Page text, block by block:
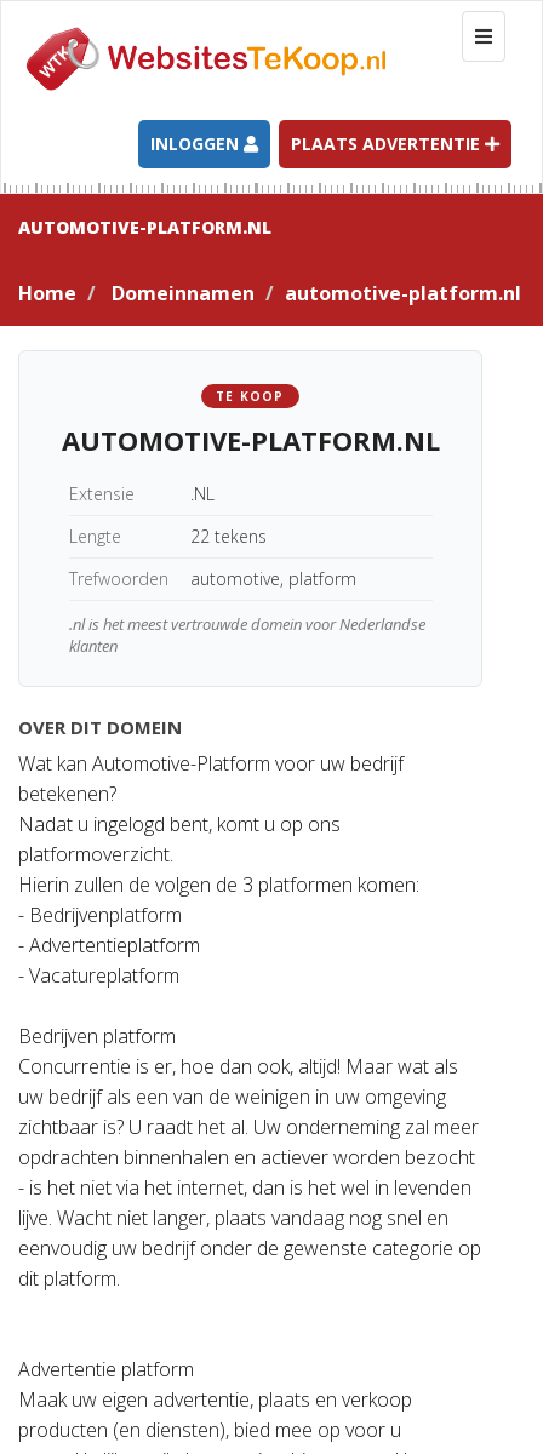
T
o
g
l
e
n
g
a
t
INLOGGEN PLAATS ADVERTENTIE
AUTOMOTIVE-PLATFORM.NL
Home Domeinnamen automotive-platform.nl
TE KOOP
AUTOMOTIVE-PLATFORM.NL
Extensie
.NL
Lengte
22 tekens
Trefwoorden
automotive, platform
.nl is het meest vertrouwde domein voor Nederlandse
klanten
OVER DIT DOMEIN
Wat kan Automotive-Platform voor uw bedrijf
betekenen?
Nadat u ingelogd bent, komt u op ons
platformoverzicht.
Hierin zullen de volgen de 3 platformen komen:
- Bedrijvenplatform
- Advertentieplatform
- Vacatureplatform
Bedrijven platform
Concurrentie is er, hoe dan ook, altijd! Maar wat als
uw bedrijf als een van de weinigen in uw omgeving
zichtbaar is? U raadt het al. Uw onderneming zal meer
opdrachten binnenhalen en actiever worden bezocht
- is het niet via het internet, dan is het wel in levenden
lijve. Wacht niet langer, plaats vandaag nog snel en
eenvoudig uw bedrijf onder de gewenste categorie op
dit platform.
Advertentie platform
Maak uw eigen advertentie, plaats en verkoop
producten (en diensten), bied mee op voor u